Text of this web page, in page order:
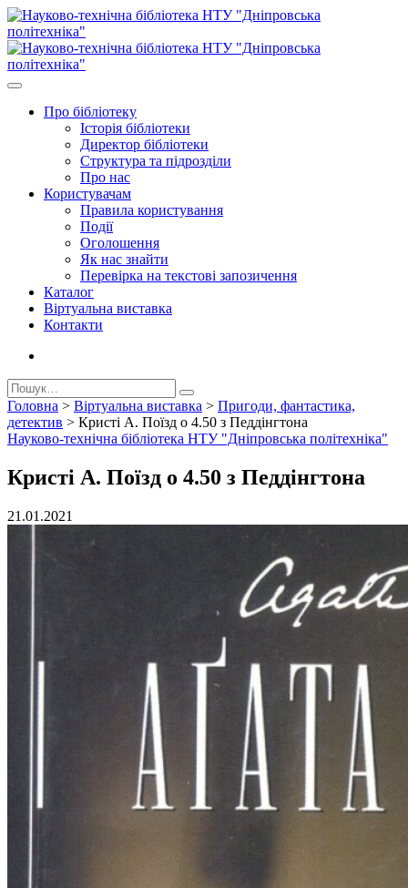
Про бiблiотеку
Історія бібліотеки
Директор бiблiотеки
Структура та підрозділи
Про нас
Користувачам
Правила користування
Події
Оголошення
Як нас знайти
Перевірка на текстові запозичення
Каталог
Віртуальна виставка
Контакти
Головна > Віртуальна виставка > Пригоди, фантастика,
детектив > Кристі А. Поїзд о 4.50 з Педдінгтона
Науково-технічна бібліотека НТУ "Дніпровська політехніка"
Кристі А. Поїзд о 4.50 з Педдінгтона
21.01.2021